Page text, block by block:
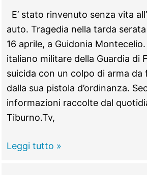
E’ stato rinvenuto senza vita
auto. Tragedia nella tarda
16 aprile, a Guidonia
italiano militare della Guardia di
suicida con un colpo di arma da
dalla sua pistola d’ordinanza.
informazioni raccolte dal
Tiburno.Tv,
GUIDONIA
Leggi tutto »